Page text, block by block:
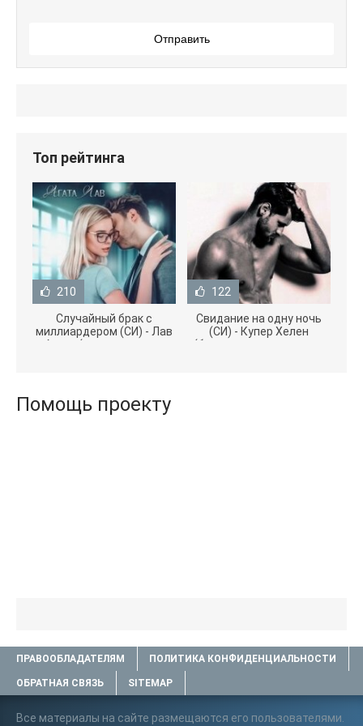
Отправить
Топ рейтинга
210
Случайный брак с
миллиардером (СИ) - Лав
Агата (полная версия
122
Свидание на одну ночь
(СИ) - Купер Хелен
(бесплатные серии книг
Помощь проекту
ПРАВООБЛАДАТЕЛЯМ ПОЛИТИКА КОНФИДЕНЦИАЛЬНОСТИ
ОБРАТНАЯ СВЯЗЬ SITEMAP
Все материалы на сайте размещаются его пользователями.